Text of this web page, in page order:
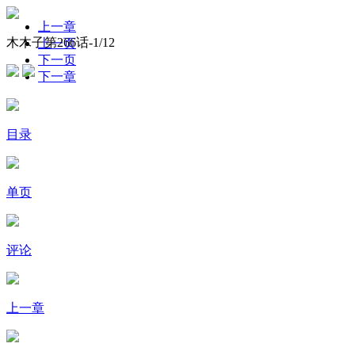
木木子第266话-1/12
上一章
上一页
下一页
下一章
目录
单页
评论
上一章